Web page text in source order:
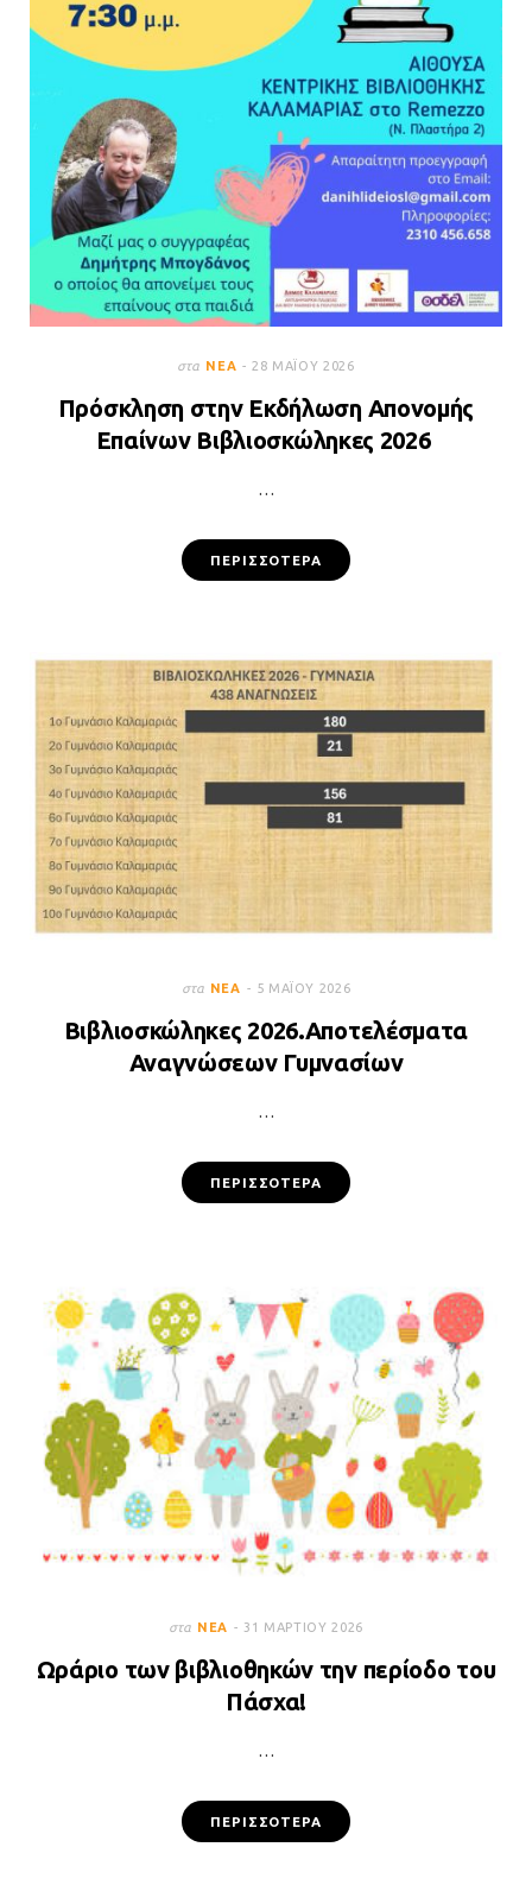
στα ΝΈΑ 28 ΜΑΪ́ΟΥ 2026
Πρόσκληση στην Εκδήλωση Απονομής
Επαίνων Βιβλιοσκώληκες 2026
…
ΠΕΡΙΣΣΌΤΕΡΑ
στα ΝΈΑ 5 ΜΑΪ́ΟΥ 2026
Βιβλιοσκώληκες 2026.Αποτελέσματα
Αναγνώσεων Γυμνασίων
…
ΠΕΡΙΣΣΌΤΕΡΑ
στα ΝΈΑ 31 ΜΑΡΤΊΟΥ 2026
Ωράριο των βιβλιοθηκών την περίοδο του
Πάσχα!
…
ΠΕΡΙΣΣΌΤΕΡΑ